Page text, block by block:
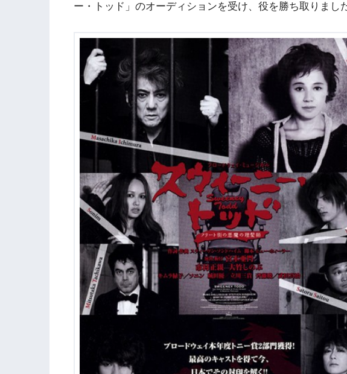
ー・トッド」のオーディションを受け、役を勝ち取りまし